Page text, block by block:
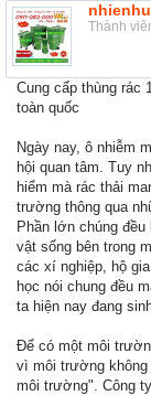
Thành
Cung cấp thùng rác
toàn quốc
Ngày nay, ô nhiễm
hội quan tâm. Tuy
hiểm mà rác thải
trường thông qua
Phần lớn chúng
vật sống bên trong
các xí nghiệp, hộ
học nói chung đều
ta hiện nay đang
Để có một môi
vì môi trường không
môi trường". Công